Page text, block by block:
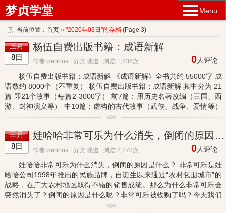
Menu
梦贞学堂
当前位置：首页 »"2020年03日"的存档 (Page 3)
三月
8日
杨伍自费出版书籍：成语新解
作者:wenhua | 分类:现道 | 浏览:1,836次 0人评论
杨伍自费出版书籍：成语新解 《成语新解》全书共约 55000字 成
语数约 8000个（不重复） 杨伍自费出版书籍：成语新解 其中分为 21
篇 即21个故事（每篇2-3000字） 前7篇：用历史名著改编（三国、西
游、封神演义等） 中10篇：虚构的古代故事（武侠、战争、爱情等）
后5篇：现代社会精彩故事（打工、创业、旅游等） 杨伍自费...
三月
8日
娃哈哈非常可乐为什么消失，倒闭的原因是什么？
作者:wenhua | 分类:现道 | 浏览:2,278次 0人评论
娃哈哈非常可乐为什么消失，倒闭的原因是什么？ 非常可乐是娃
哈哈公司1998年推出的民族品牌，自诞生以来通过“农村包围城市”的
战略，在广大农村地区取得不错的销售成绩。那么为什么非常可乐会
突然消失了？倒闭的原因是什么呢？非常可乐被收购了吗？今天我们
一起来分析非常可乐怎么没有发展下去，即失败的原因！ 非常可乐...